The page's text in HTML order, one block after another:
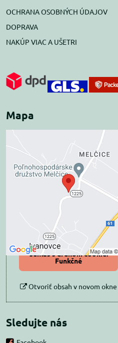
OCHRANA OSOBNÝCH ÚDAJOV
DOPRAVA
NAKÚP VIAC A UŠETRI
Mapa
Externý obsah je
blokovaný Voľbami
súkromia
Prajete si načítať externý obsah?
Povoliť tentokrát
Povoliť a zapamätať -
súhlas s druhom cookie:
Funkčné
Otvoriť obsah v novom okne
Sledujte nás